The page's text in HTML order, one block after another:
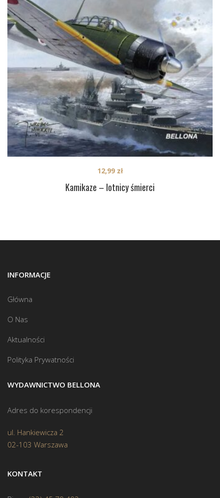
Kamikaze – lotnicy śmierci
12,99 zł
INFORMACJE
Główna
O Nas
Aktualności
Polityka Prywatności
WYDAWNICTWO BELLONA
Adres do korespondencji
ul. Hankiewicza 2
02-103 Warszawa
KONTAKT